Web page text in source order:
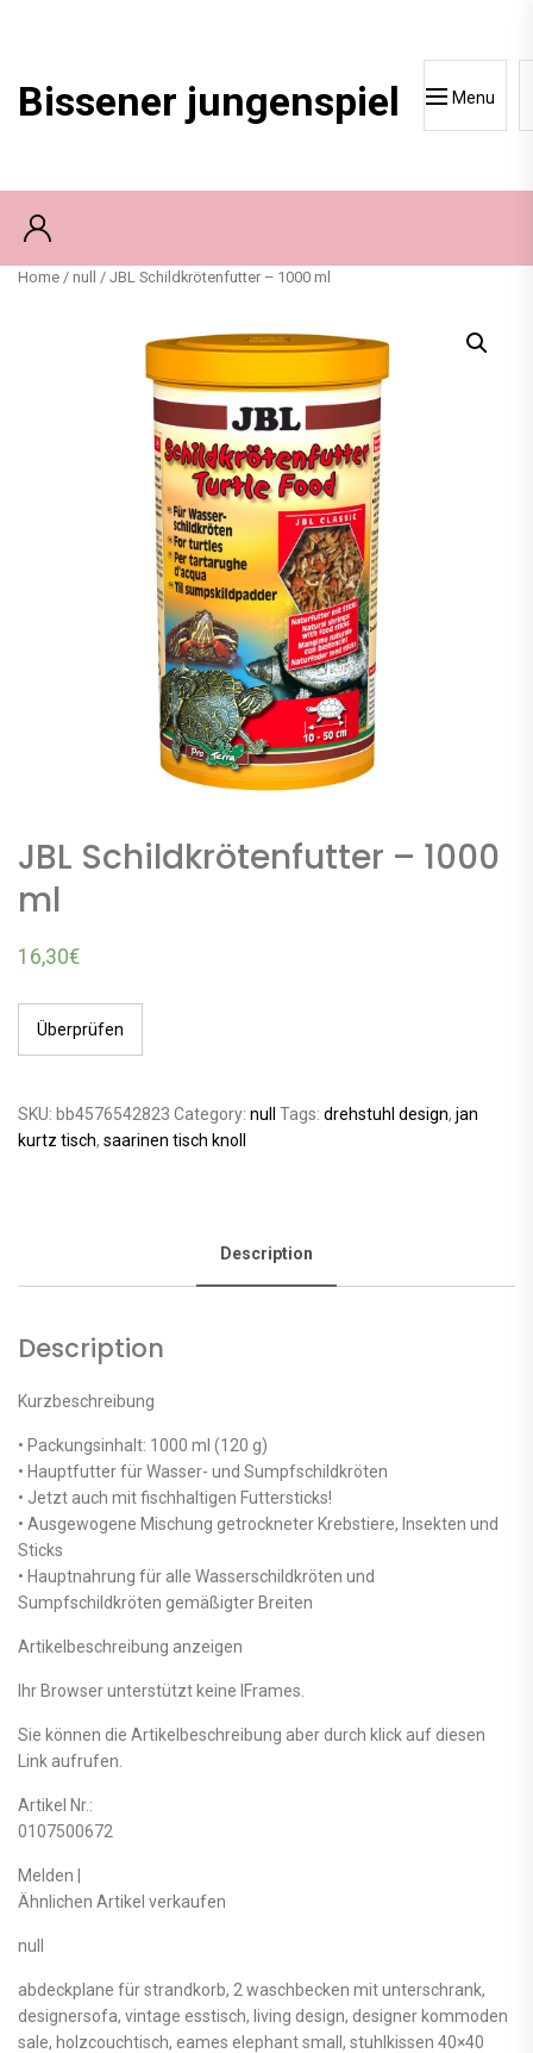
Bissener jungenspiel Menu
Home / null / JBL Schildkrötenfutter – 1000 ml
JBL Schildkrötenfutter – 1000
ml
16,30€
Überprüfen
SKU: bb4576542823 Category: null Tags: drehstuhl design, jan
kurtz tisch, saarinen tisch knoll
Description
Description
Kurzbeschreibung
• Packungsinhalt: 1000 ml (120 g)
• Hauptfutter für Wasser- und Sumpfschildkröten
• Jetzt auch mit fischhaltigen Futtersticks!
• Ausgewogene Mischung getrockneter Krebstiere, Insekten und
Sticks
• Hauptnahrung für alle Wasserschildkröten und
Sumpfschildkröten gemäßigter Breiten
Artikelbeschreibung anzeigen
Ihr Browser unterstützt keine IFrames.
Sie können die Artikelbeschreibung aber durch klick auf diesen
Link aufrufen.
Artikel Nr.:
0107500672
Melden |
Ähnlichen Artikel verkaufen
null
abdeckplane für strandkorb, 2 waschbecken mit unterschrank,
designersofa, vintage esstisch, living design, designer kommoden
sale, holzcouchtisch, eames elephant small, stuhlkissen 40×40